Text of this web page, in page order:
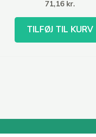
71,16 kr.
TILFØJ TIL KURV